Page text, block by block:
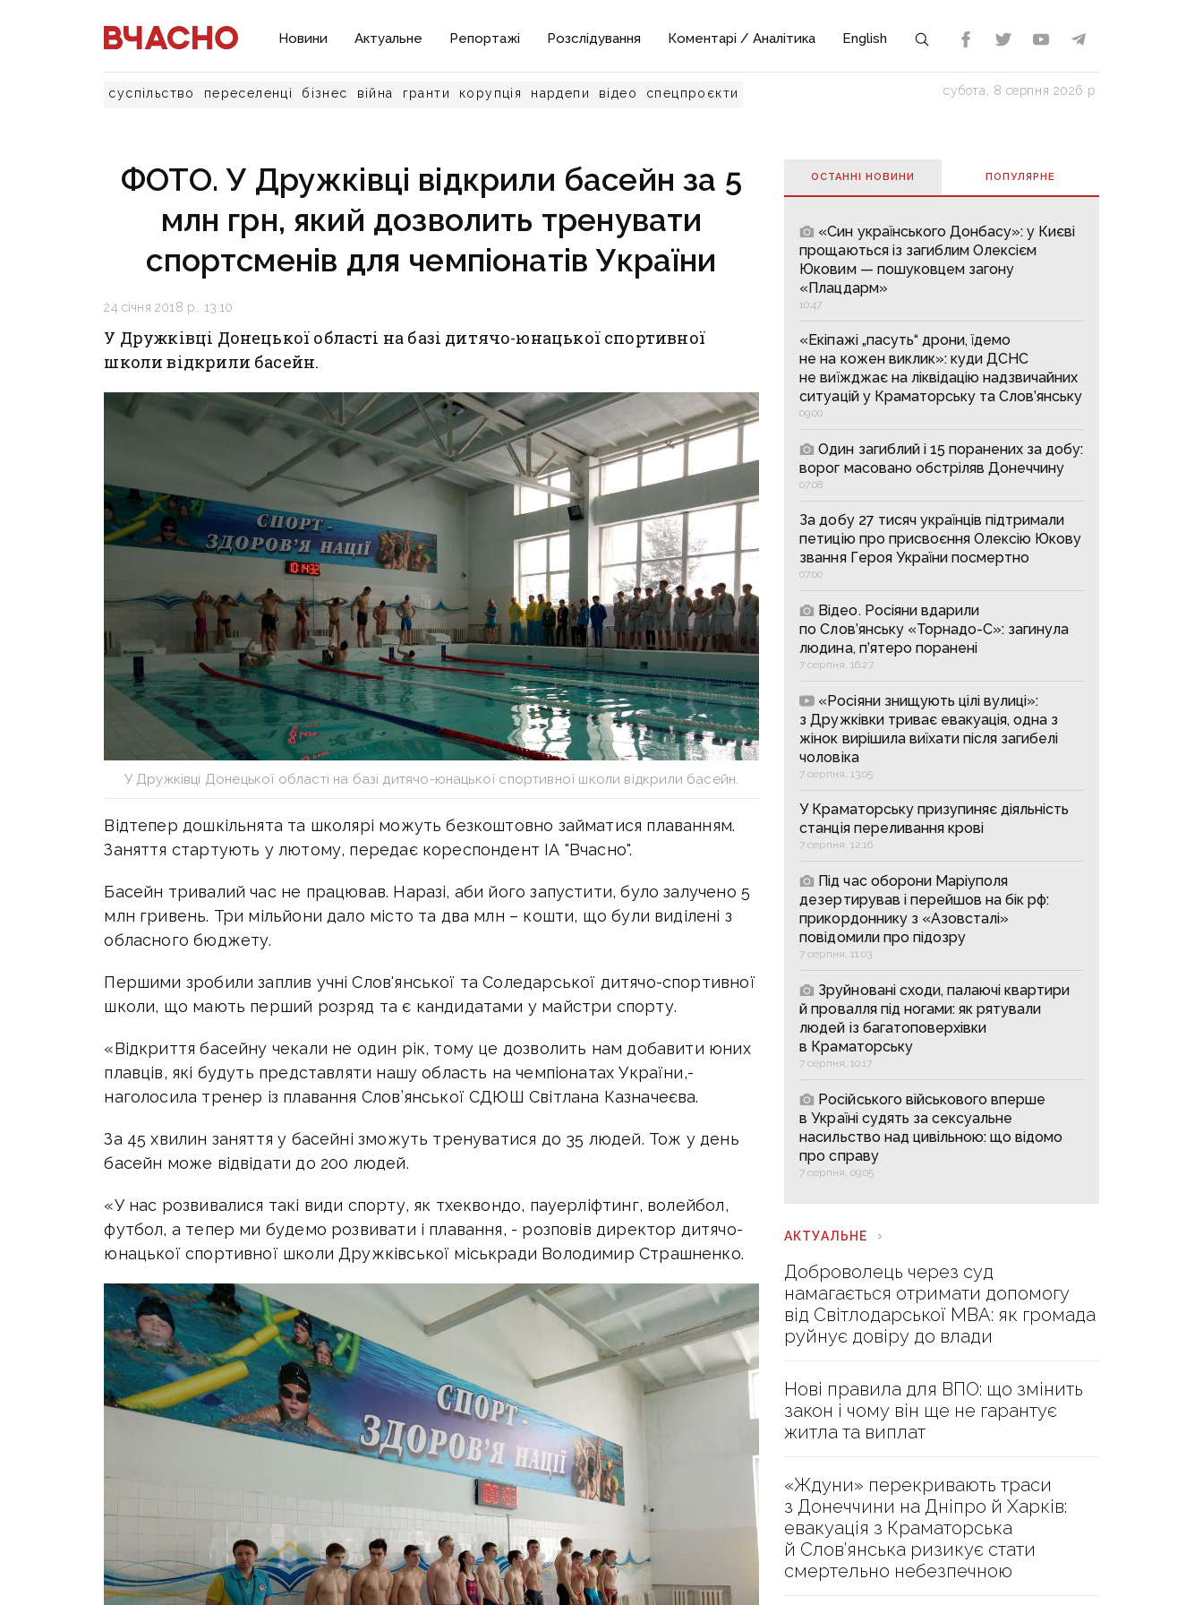
Новини Актуальне Репортажі Розслідування Коментарі / Аналітика English
суспільство переселенці бізнес війна гранти корупція нардепи відео спецпроєкти субота, 8 серпня 2026 р.
ФОТО. У Дружківці відкрили басейн за 5
млн грн, який дозволить тренувати
спортсменів для чемпіонатів України
24 січня 2018 р., 13:10
У Дружківці Донецької області на базі дитячо-юнацької спортивної
школи відкрили басейн.
У Дружківці Донецької області на базі дитячо-юнацької спортивної школи відкрили басейн.
Відтепер дошкільнята та школярі можуть безкоштовно займатися плаванням.
Заняття стартують у лютому, передає кореспондент ІА "Вчасно".
Басейн тривалий час не працював. Наразі, аби його запустити, було залучено 5
млн гривень. Три мільйони дало місто та два млн – кошти, що були виділені з
обласного бюджету.
Першими зробили заплив учні Слов'янської та Соледарської дитячо-спортивної
школи, що мають перший розряд та є кандидатами у майстри спорту.
«Відкриття басейну чекали не один рік, тому це дозволить нам добавити юних
плавців, які будуть представляти нашу область на чемпіонатах України,-
наголосила тренер із плавання Слов’янської СДЮШ Світлана Казначеєва.
За 45 хвилин заняття у басейні зможуть тренуватися до 35 людей. Тож у день
басейн може відвідати до 200 людей.
«У нас розвивалися такі види спорту, як тхеквондо, пауерліфтинг, волейбол,
футбол, а тепер ми будемо розвивати і плавання, - розповів директор дитячо-
юнацької спортивної школи Дружківської міськради Володимир Страшненко.
ОСТАННІ НОВИНИ ПОПУЛЯРНE
«Син українського Донбасу»: у Києві
прощаються із загиблим Олексієм
Юковим — пошуковцем загону
«Плацдарм»
10:47
«Екіпажі „пасуть“ дрони, їдемо
не на кожен виклик»: куди ДСНС
не виїжджає на ліквідацію надзвичайних
ситуацій у Краматорську та Слов’янську
09:00
Один загиблий і 15 поранених за добу:
ворог масовано обстріляв Донеччину
07:08
За добу 27 тисяч українців підтримали
петицію про присвоєння Олексію Юкову
звання Героя України посмертно
07:00
Відео. Росіяни вдарили
по Слов’янську «Торнадо-С»: загинула
людина, п’ятеро поранені
7 серпня, 16:27
«Росіяни знищують цілі вулиці»:
з Дружківки триває евакуація, одна з
жінок вирішила виїхати після загибелі
чоловіка
7 серпня, 13:05
У Краматорську призупиняє діяльність
станція переливання крові
7 серпня, 12:16
Під час оборони Маріуполя
дезертирував і перейшов на бік рф:
прикордоннику з «Азовсталі»
повідомили про підозру
7 серпня, 11:03
Зруйновані сходи, палаючі квартири
й провалля під ногами: як рятували
людей із багатоповерхівки
в Краматорську
7 серпня, 10:17
Російського військового вперше
в Україні судять за сексуальне
насильство над цивільною: що відомо
про справу
7 серпня, 09:05
АКТУАЛЬНЕ
Доброволець через суд
намагається отримати допомогу
від Світлодарської МВА: як громада
руйнує довіру до влади
Нові правила для ВПО: що змінить
закон і чому він ще не гарантує
житла та виплат
«Ждуни» перекривають траси
з Донеччини на Дніпро й Харків:
евакуація з Краматорська
й Слов’янська ризикує стати
смертельно небезпечною